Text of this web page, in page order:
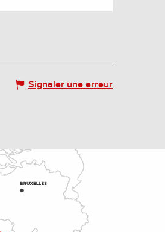
Signaler une erreur